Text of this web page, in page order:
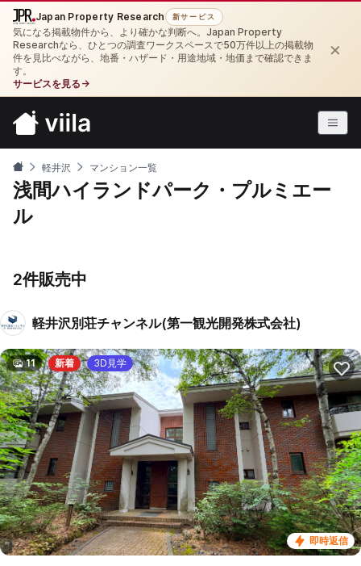
Japan Property Research 新サービス
気になる掲載物件から、より確かな判断へ。Japan Property
Researchなら、ひとつの調査ワークスペースで50万件以上の掲載物
件を見比べながら、地番・ハザード・用途地域・地価まで確認できま
す。
サービスを見る →
×
軽井沢 マンション一覧
浅間ハイランドパーク・プルミエー
ル
2件販売中
軽井沢別荘チャンネル(第一観光開発株式会社)
即時返信
11 新着 3D見学